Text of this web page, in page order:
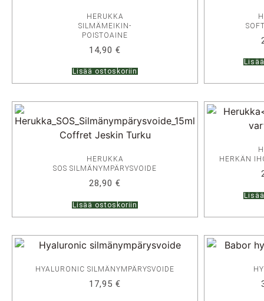
HERUKKA
SILMÄMEIKIN-
POISTOAINE
14,90 €
Lisää ostoskoriin
HERUKKA
SOS SILMÄNYMPÄRYSVOIDE
28,90 €
Lisää ostoskoriin
HERKÄN
HYALURONIC SILMÄNYMPÄRYSVOIDE
17,95 €